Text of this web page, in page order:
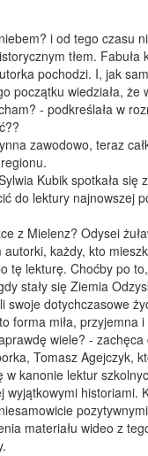
i od tego czasu
tłem.
pochodzi. I, jak
wiedziała, że
- podkreślała w
zawodowo, teraz
Kubik spotkała się
do lektury najnowszej
z Mielenz? Odysei
każdy, kto
lekturę. Choćby po
stały się Ziemia
dotychczasowe
forma miła, przyjemna
wiele? -
Tomasz Agejczyk,
w kanonie lektur
historiami.
materiału wideo z